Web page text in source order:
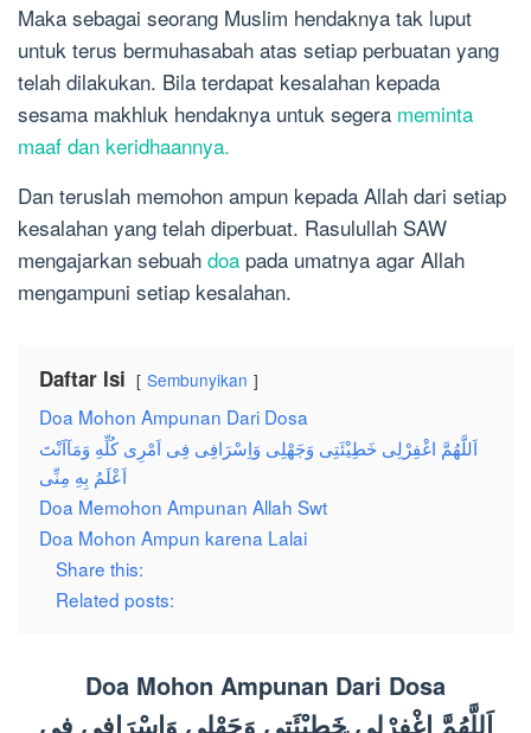
Maka sebagai seorang Muslim hendaknya tak luput
untuk terus bermuhasabah atas setiap perbuatan yang
telah dilakukan. Bila terdapat kesalahan kepada
sesama makhluk hendaknya untuk segera meminta
maaf dan keridhaannya.
Dan teruslah memohon ampun kepada Allah dari setiap
kesalahan yang telah diperbuat. Rasulullah SAW
mengajarkan sebuah doa pada umatnya agar Allah
mengampuni setiap kesalahan.
Daftar Isi Sembunyikan
Doa Mohon Ampunan Dari Dosa
اَللَّهُمَّ اغْفِرْلِى خَطِيْئَتِى وَجَهْلِى وَاِسْرَافِى فِى اَمْرِى كُلِّهِ وَمَآاَنْتَ
اَعْلَمُ بِهِ مِنِّى
Doa Memohon Ampunan Allah Swt
Doa Mohon Ampun karena Lalai
Share this:
Related posts:
Doa Mohon Ampunan Dari Dosa
اَللَّهُمَّ اغْفِرْلِى خَطِيْئَتِى وَجَهْلِى وَاِسْرَافِى فِى